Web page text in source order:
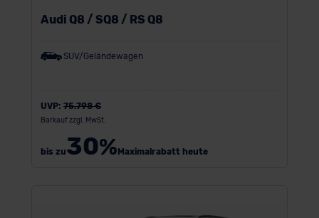
Audi Q8 / SQ8 / RS Q8
SUV/Geländewagen
UVP: 75.798 €
Barkauf zzgl. MwSt.
bis zu30% Maximalrabatt heute